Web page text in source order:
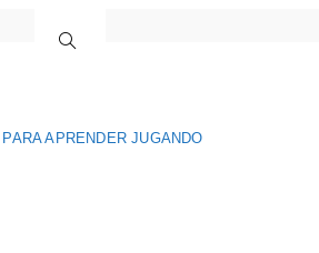
Alternar
APRENDER JUGANDO